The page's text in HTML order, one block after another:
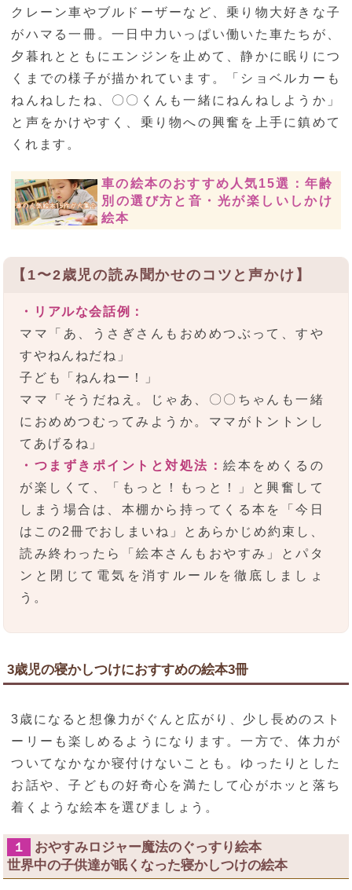
クレーン車やブルドーザーなど、乗り物大好きな子
がハマる一冊。一日中力いっぱい働いた車たちが、
夕暮れとともにエンジンを止めて、静かに眠りにつ
くまでの様子が描かれています。「ショベルカーも
ねんねしたね、〇〇くんも一緒にねんねしようか」
と声をかけやすく、乗り物への興奮を上手に鎮めて
くれます。
車の絵本のおすすめ人気15選：年齢
別の選び方と音・光が楽しいしかけ
絵本
【1〜2歳児の読み聞かせのコツと声かけ】
・リアルな会話例：
ママ「あ、うさぎさんもおめめつぶって、すや
すやねんねだね」
子ども「ねんねー！」
ママ「そうだねえ。じゃあ、〇〇ちゃんも一緒
におめめつむってみようか。ママがトントンし
てあげるね」
・つまずきポイントと対処法：絵本をめくるの
が楽しくて、「もっと！もっと！」と興奮して
しまう場合は、本棚から持ってくる本を「今日
はこの2冊でおしまいね」とあらかじめ約束し、
読み終わったら「絵本さんもおやすみ」とパタ
ンと閉じて電気を消すルールを徹底しましょ
う。
3歳児の寝かしつけにおすすめの絵本3冊
3歳になると想像力がぐんと広がり、少し長めのスト
ーリーも楽しめるようになります。一方で、体力が
ついてなかなか寝付けないことも。ゆったりとした
お話や、子どもの好奇心を満たして心がホッと落ち
着くような絵本を選びましょう。
１
おやすみロジャー魔法のぐっすり絵本
世界中の子供達が眠くなった寝かしつけの絵本